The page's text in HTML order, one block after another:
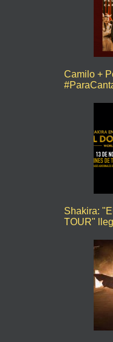
Camilo +
Shakira:
TOUR"